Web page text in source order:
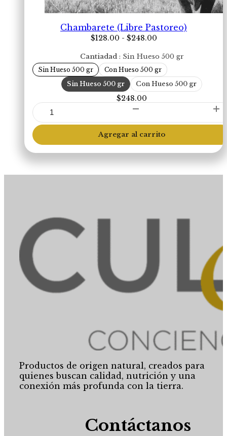
Chambarete (Libre Pastoreo)
$128.00 - $248.00Rango
precios:
desde
$128.00
hasta
$248.00
Cantiadad Sin Hueso 500 gr
Sin Hueso 500 gr
Con Hueso 500 gr
Sin Hueso 500 gr
Con Hueso 500 gr
$248.00
Chambarete
(Libre
Pastoreo)
cantidad
Agregar al carrito
Productos de origen natural, creados para
quienes buscan calidad, nutrición y una
conexión más profunda con la tierra.
Contáctanos